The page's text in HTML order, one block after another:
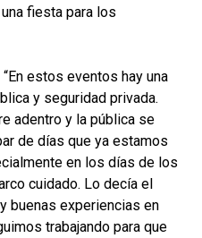
fiesta para los
estos eventos hay una
y seguridad privada.
adentro y la pública se
de días que ya estamos
en los días de los
cuidado. Lo decía el
buenas experiencias en
trabajando para que